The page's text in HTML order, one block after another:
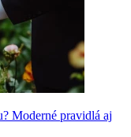
Moderné pravidlá aj